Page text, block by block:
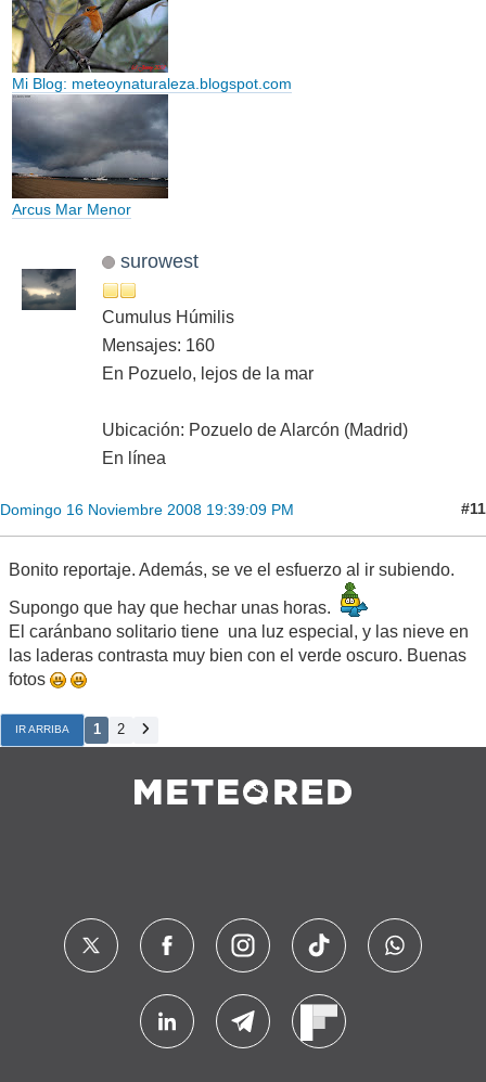
Mi Blog: meteoynaturaleza.blogspot.com
Arcus Mar Menor
surowest
Cumulus Húmilis
Mensajes: 160
En Pozuelo, lejos de la mar
Ubicación: Pozuelo de Alarcón (Madrid)
En línea
Domingo 16 Noviembre 2008 19:39:09 PM #11
Bonito reportaje. Además, se ve el esfuerzo al ir subiendo.
Supongo que hay que hechar unas horas.
El caránbano solitario tiene una luz especial, y las nieve en
las laderas contrasta muy bien con el verde oscuro. Buenas
fotos
IR ARRIBA 1 2